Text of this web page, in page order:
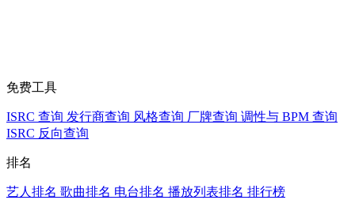
免费工具
ISRC 查询 发行商查询 风格查询 厂牌查询 调性与 BPM 查询
ISRC 反向查询
排名
艺人排名 歌曲排名 电台排名 播放列表排名 排行榜